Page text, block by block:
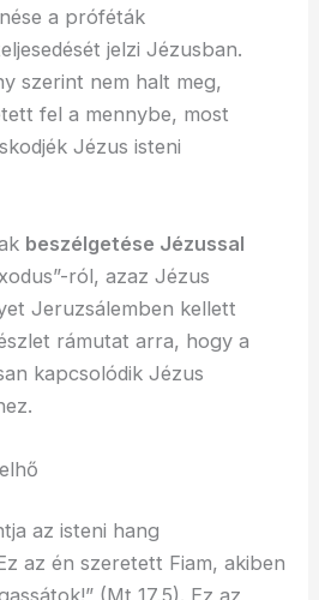
a próféták
jelzi Jézusban.
szerint nem halt meg,
fel a mennybe, most
Jézus isteni
beszélgetése Jézussal
ról, azaz Jézus
Jeruzsálemben kellett
rámutat arra, hogy a
kapcsolódik Jézus
az isteni hang
az én szeretett Fiam, akiben